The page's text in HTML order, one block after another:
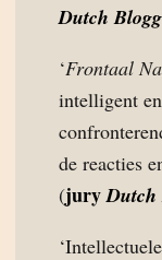
Dutch
‘Frontaal
intelligent
de reacties
(juryDutch